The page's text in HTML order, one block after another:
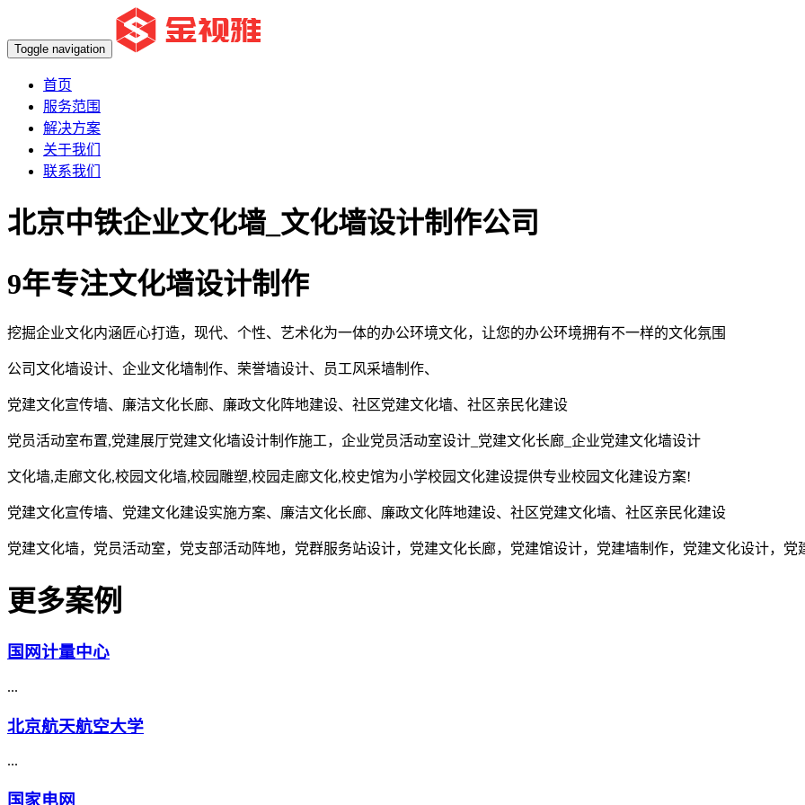
Toggle navigation
首页
服务范围
解决方案
关于我们
联系我们
北京中铁企业文化墙_文化墙设计制作公司
9年专注文化墙设计制作
挖掘企业文化内涵匠心打造，现代、个性、艺术化为一体的办公环境文化，让您的办公环境拥有不一样的文化氛围
公司文化墙设计、企业文化墙制作、荣誉墙设计、员工风采墙制作、
党建文化宣传墙、廉洁文化长廊、廉政文化阵地建设、社区党建文化墙、社区亲民化建设
党员活动室布置,党建展厅党建文化墙设计制作施工，企业党员活动室设计_党建文化长廊_企业党建文化墙设计
文化墙,走廊文化,校园文化墙,校园雕塑,校园走廊文化,校史馆为小学校园文化建设提供专业校园文化建设方案!
党建文化宣传墙、党建文化建设实施方案、廉洁文化长廊、廉政文化阵地建设、社区党建文化墙、社区亲民化建设
党建文化墙，党员活动室，党支部活动阵地，党群服务站设计，党建文化长廊，党建馆设计，党建墙制作，党建文化设计，党
更多案例
国网计量中心
...
北京航天航空大学
...
国家电网